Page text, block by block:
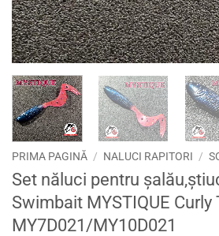
PRIMA PAGINĂ / NALUCI RAPITORI /
Set năluci pentru
Swimbait MYSTIQUE Curly
MY7D021/MY10D021